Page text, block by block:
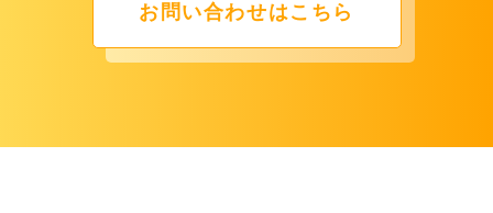
お問い合わせはこちら